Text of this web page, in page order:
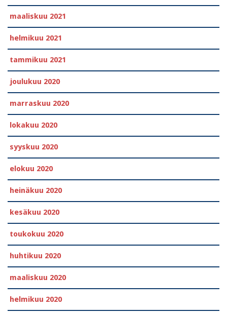
maaliskuu 2021
helmikuu 2021
tammikuu 2021
joulukuu 2020
marraskuu 2020
lokakuu 2020
syyskuu 2020
elokuu 2020
heinäkuu 2020
kesäkuu 2020
toukokuu 2020
huhtikuu 2020
maaliskuu 2020
helmikuu 2020